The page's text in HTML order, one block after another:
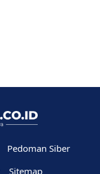
Pedoman Siber
Sitemap